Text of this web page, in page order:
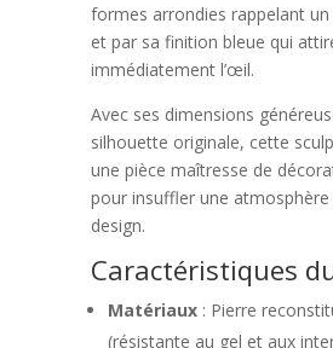
formes arrondies rappelant
et par sa finition bleue qui
immédiatement l’œil.
Avec ses dimensions
silhouette originale, cette
une pièce maîtresse de
pour insuffler une
design.
Caractéristiques
Matériaux: Pierre
(résistante au gel et aux